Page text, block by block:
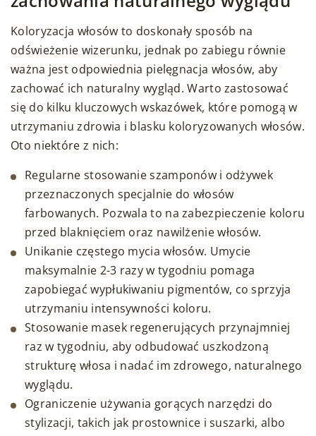
Koloryzacja włosów to doskonały sposób na
odświeżenie wizerunku, jednak po zabiegu równie
ważna jest odpowiednia pielęgnacja włosów, aby
zachować ich naturalny wygląd. Warto zastosować
się do kilku kluczowych wskazówek, które pomogą w
utrzymaniu zdrowia i blasku koloryzowanych włosów.
Oto niektóre z nich:
Regularne stosowanie szamponów i odżywek
przeznaczonych specjalnie do włosów
farbowanych. Pozwala to na zabezpieczenie koloru
przed blaknięciem oraz nawilżenie włosów.
Unikanie częstego mycia włosów. Umycie
maksymalnie 2-3 razy w tygodniu pomaga
zapobiegać wypłukiwaniu pigmentów, co sprzyja
utrzymaniu intensywności koloru.
Stosowanie masek regenerujących przynajmniej
raz w tygodniu, aby odbudować uszkodzoną
strukturę włosa i nadać im zdrowego, naturalnego
wyglądu.
Ograniczenie używania gorących narzędzi do
stylizacji, takich jak prostownice i suszarki, albo